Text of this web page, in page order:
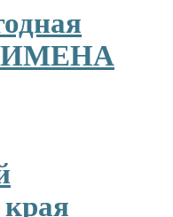
“ИМЕНА